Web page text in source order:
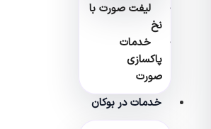
لیفت صورت با
نخ
خدمات
پاکسازی
صورت
خدمات در بوکان